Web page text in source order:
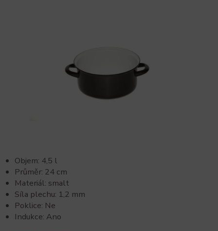
Objem: 4,5 l
Průměr: 24 cm
Materiál: smalt
Síla plechu: 1,2 mm
Poklice: Ne
Indukce: Ano